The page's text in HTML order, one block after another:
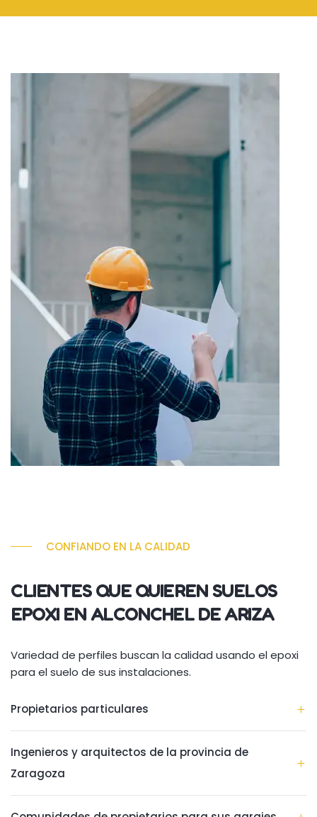
CONFIANDO EN LA CALIDAD
CLIENTES QUE QUIEREN SUELOS
EPOXI EN ALCONCHEL DE ARIZA
Variedad de perfiles buscan la calidad usando el epoxi
para el suelo de sus instalaciones.
Propietarios particulares
Ingenieros y arquitectos de la provincia de
Zaragoza